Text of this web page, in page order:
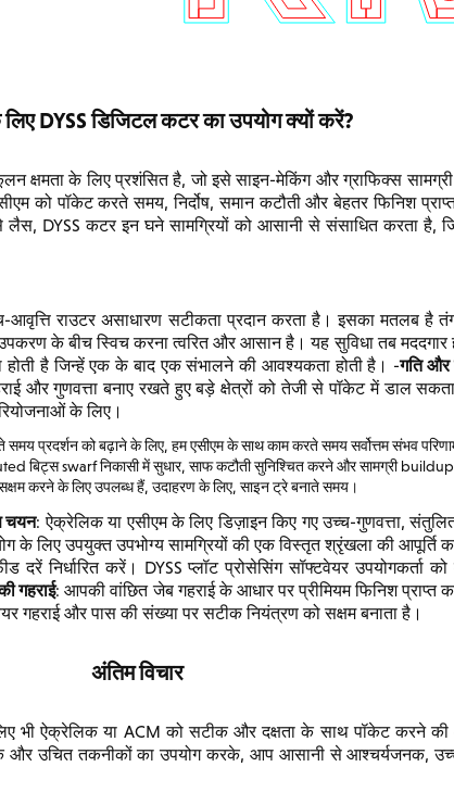
DYSS डिजिटल कटर का उपयोग क्यों करें?
क्षमता के लिए प्रशंसित है, जो इसे साइन-मेकिंग और ग्राफिक्स
को पॉकेट करते समय, निर्दोष, समान कटौती और बेहतर फिनिश
लैस, DYSS कटर इन घने सामग्रियों को आसानी से संसाधित करता
आवृत्ति राउटर असाधारण सटीकता प्रदान करता है। इसका मतलब है
के बीच स्विच करना त्वरित और आसान है। यह सुविधा तब मददगार
है जिन्हें एक के बाद एक संभालने की आवश्यकता होती है। -गति और
और गुणवत्ता बनाए रखते हुए बड़े क्षेत्रों को तेजी से पॉकेट में डाल
के लिए।
प्रदर्शन को बढ़ाने के लिए, हम एसीएम के साथ काम करते समय सर्वोत्तम संभव
बिट्स swarf निकासी में सुधार, साफ कटौती सुनिश्चित करने और सामग्री
करने के लिए उपलब्ध हैं, उदाहरण के लिए, साइन ट्रे बनाते समय।
चयन: ऐक्रेलिक या एसीएम के लिए डिज़ाइन किए गए उच्च-गुणवत्ता,
के लिए उपयुक्त उपभोग्य सामग्रियों की एक विस्तृत श्रृंखला की आपूर्ति
निर्धारित करें। DYSS प्लॉट प्रोसेसिंग सॉफ्टवेयर उपयोगकर्ता
गहराई: आपकी वांछित जेब गहराई के आधार पर प्रीमियम फिनिश
गहराई और पास की संख्या पर सटीक नियंत्रण को सक्षम बनाता है।
अंतिम विचार
भी ऐक्रेलिक या ACM को सटीक और दक्षता के साथ पॉकेट करने
उचित तकनीकों का उपयोग करके, आप आसानी से आश्चर्यजनक,